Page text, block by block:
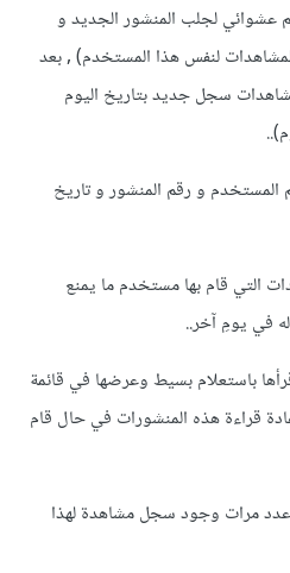
لجلب المنشور الجديد و
لنفس هذا المستخدم) , بعد
سجل جديد بتاريخ اليوم
و رقم المنشور و تاريخ
التي قام بها مستخدم ما يمنع
في يومِ آخر..
باستعلام بسيط وعرضها في قائمة
قراءة هذه المنشورات في حال قام
عدد مرات وجود سجل مشاهدة لهذا